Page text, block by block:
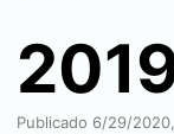
Publicado 6/29/